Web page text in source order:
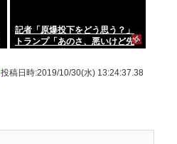
記者「原爆投下をどう思う？」
トランプ「あのさ、悪いけど先
投稿日時:2019/10/30(水) 13:24:37.38